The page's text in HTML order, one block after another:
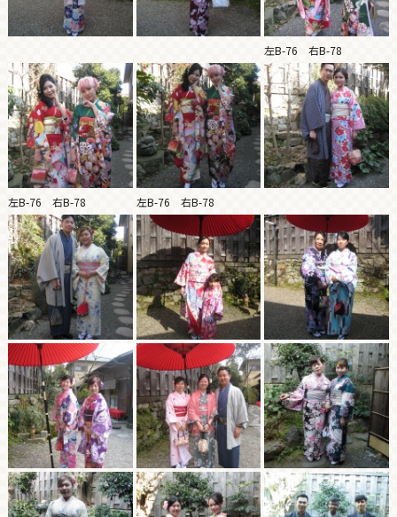
左B-76 右B-78
左B-76 右B-78 左B-76 右B-78